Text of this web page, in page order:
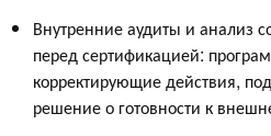
Внутренние аудиты и анализ
перед сертификацией:
корректирующие действия,
решение о готовности к